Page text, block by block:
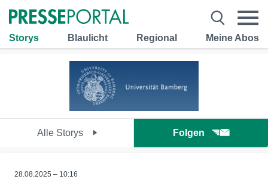
Storys Blaulicht Regional Meine Abos
Alle Storys Folgen
28.08.2025 – 10:16